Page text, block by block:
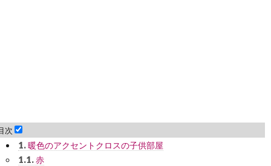
次
1.暖色のアクセントクロスの子供部屋
1.1.赤